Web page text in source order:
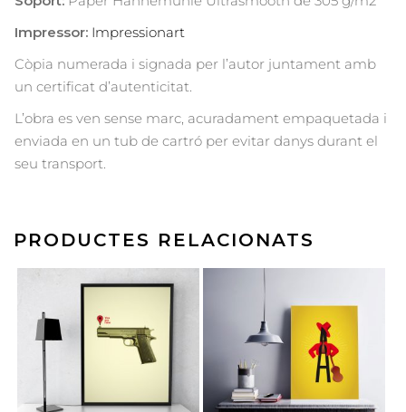
Impressor: Impressionart
Còpia numerada i signada per l’autor juntament amb
un certificat d’autenticitat.
L’obra es ven sense marc, acuradament empaquetada i
enviada en un tub de cartró per evitar danys durant el
seu transport.
PRODUCTES RELACIONATS